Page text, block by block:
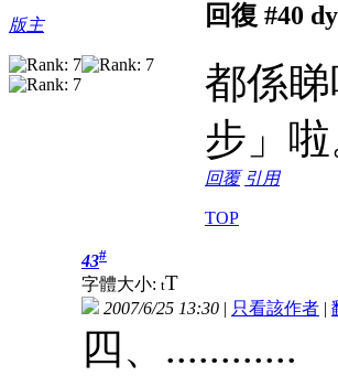
版主 回復 #40
都係
步」啦
回覆 引用
TOP
43#
字體大小: tT
2007/6/25 13:30 | 只看該作者 |
四、............